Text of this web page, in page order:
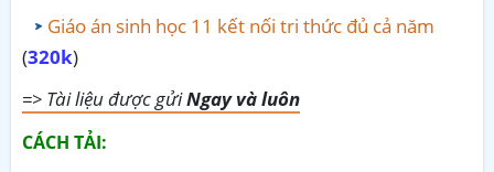
Giáo án sinh học 11 kết nối tri thức đủ cả năm
(320k)
=> Tài liệu được gửiNgay và luôn
CÁCH TẢI: